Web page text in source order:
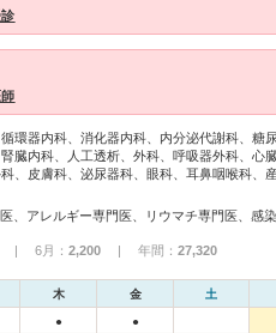
環器内科、消化器内科、内分泌代謝科、糖
臓内科、人工透析、外科、呼吸器外科、心臓
、皮膚科、泌尿器科、眼科、耳鼻咽喉科、
| 6月： 2,200 | 年間： 27,320
木 金 土
● ●